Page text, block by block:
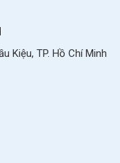
Kiệu, TP. Hồ Chí Minh